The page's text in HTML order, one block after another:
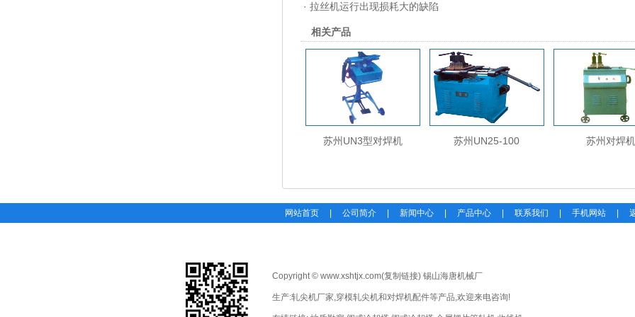
· 拉丝机运行出现损耗大的缺陷
相关产品
苏州UN3型对焊机 苏州UN25-100 苏州对焊机
网站首页 公司简介 新闻中心 产品中心 联系我们 手机网站
Copyright © www.xshtjx.com(复制链接) 锡山海唐机械厂
生产:轧尖机厂家,穿模轧尖机和对焊机配件等产品,欢迎来电咨询!